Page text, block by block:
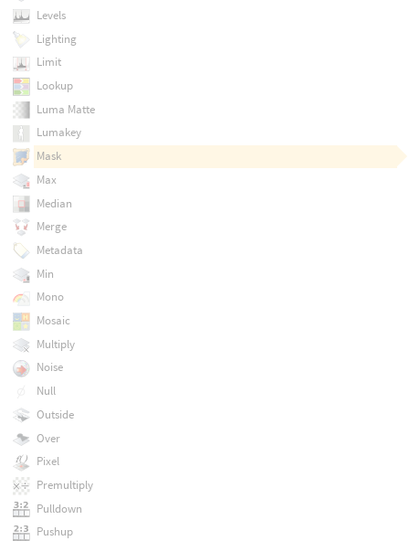
Levels
Lighting
Limit
Lookup
Luma Matte
Lumakey
Mask
Max
Median
Merge
Metadata
Min
Mono
Mosaic
Multiply
Noise
Null
Outside
Over
Pixel
Premultiply
Pulldown
Pushup